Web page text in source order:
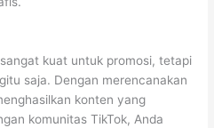
kuat untuk promosi, tetapi
saja. Dengan merencanakan
konten yang
komunitas TikTok, Anda